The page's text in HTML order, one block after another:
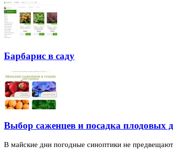
Барбарис в саду
Выбор саженцев и посадка плодовых
В майские дни погодные синоптики не